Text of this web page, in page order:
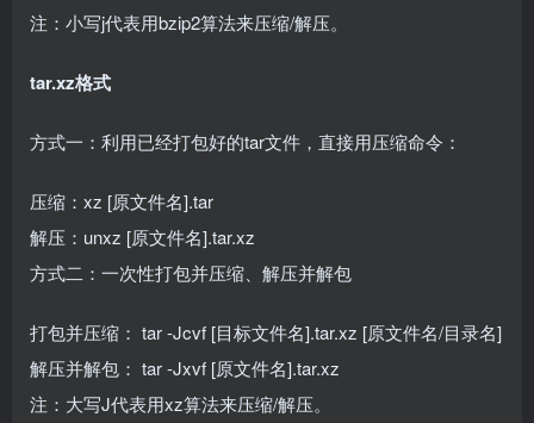
注：小写j代表用bzip2算法来压缩/解压。
tar.xz格式
方式一：利用已经打包好的tar文件，直接用压缩命令：
压缩：xz [原文件名].tar
解压：unxz [原文件名].tar.xz
方式二：一次性打包并压缩、解压并解包
打包并压缩： tar -Jcvf [目标文件名].tar.xz [原文件名/目录名]
解压并解包： tar -Jxvf [原文件名].tar.xz
注：大写J代表用xz算法来压缩/解压。